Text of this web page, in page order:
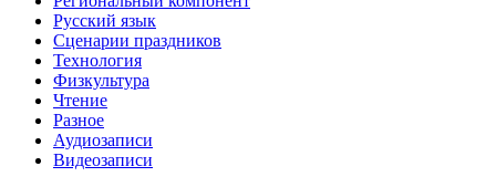
Русский язык
Сценарии праздников
Технология
Физкультура
Чтение
Разное
Аудиозаписи
Видеозаписи